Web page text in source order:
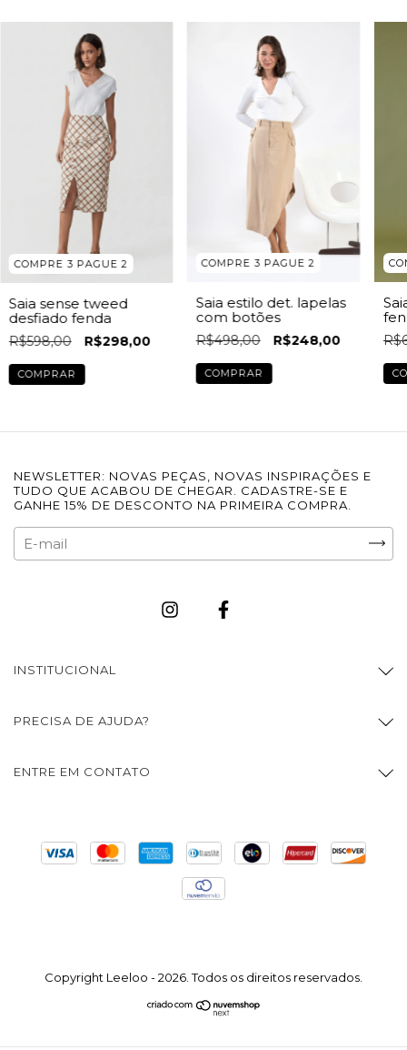
COMPRE 3 PAGUE 2
Saia sense tweed
desfiado fenda
R$598,00 R$298,00
COMPRAR
COMPRE 3 PAGUE 2
Saia estilo det. lapelas
com botões
R$498,00 R$248,00
COMPRAR
NEWSLETTER: NOVAS PEÇAS, NOVAS INSPIRAÇÕES E
TUDO QUE ACABOU DE CHEGAR. CADASTRE-SE E
GANHE 15% DE DESCONTO NA PRIMEIRA COMPRA.
INSTITUCIONAL
PRECISA DE AJUDA?
ENTRE EM CONTATO
Copyright Leeloo - 2026. Todos os direitos reservados.